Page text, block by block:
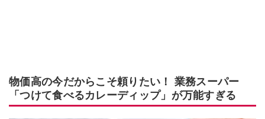
物価高の今だからこそ頼りたい！ 業務スーパー
「つけて食べるカレーディップ」が万能すぎる